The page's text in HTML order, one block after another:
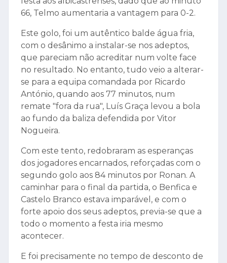
66, Telmo aumentaria a vantagem para 0-2.
Este golo, foi um autêntico balde água fria,
com o desânimo a instalar-se nos adeptos,
que pareciam não acreditar num volte face
no resultado. No entanto, tudo veio a alterar-
se para a equipa comandada por Ricardo
António, quando aos 77 minutos, num
remate "fora da rua", Luís Graça levou a bola
ao fundo da baliza defendida por Vitor
Nogueira.
Com este tento, redobraram as esperanças
dos jogadores encarnados, reforçadas com o
segundo golo aos 84 minutos por Ronan. A
caminhar para o final da partida, o Benfica e
Castelo Branco estava imparável, e com o
forte apoio dos seus adeptos, previa-se que a
todo o momento a festa iria mesmo
acontecer.
E foi precisamente no tempo de desconto de